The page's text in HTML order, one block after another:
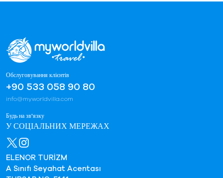
Обслуговування клієнтів
+90 533 058 90 80
info@myworldvilla.com
Будь на зв'язку
У СОЦІАЛЬНИХ МЕРЕЖАХ
ELENOR TURİZM
A Sınıfı Seyahat Acentası